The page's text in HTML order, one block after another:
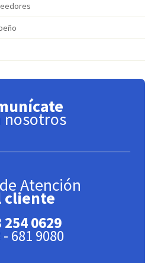
nosotros
Atención
cliente
254 0629
- 681 9080